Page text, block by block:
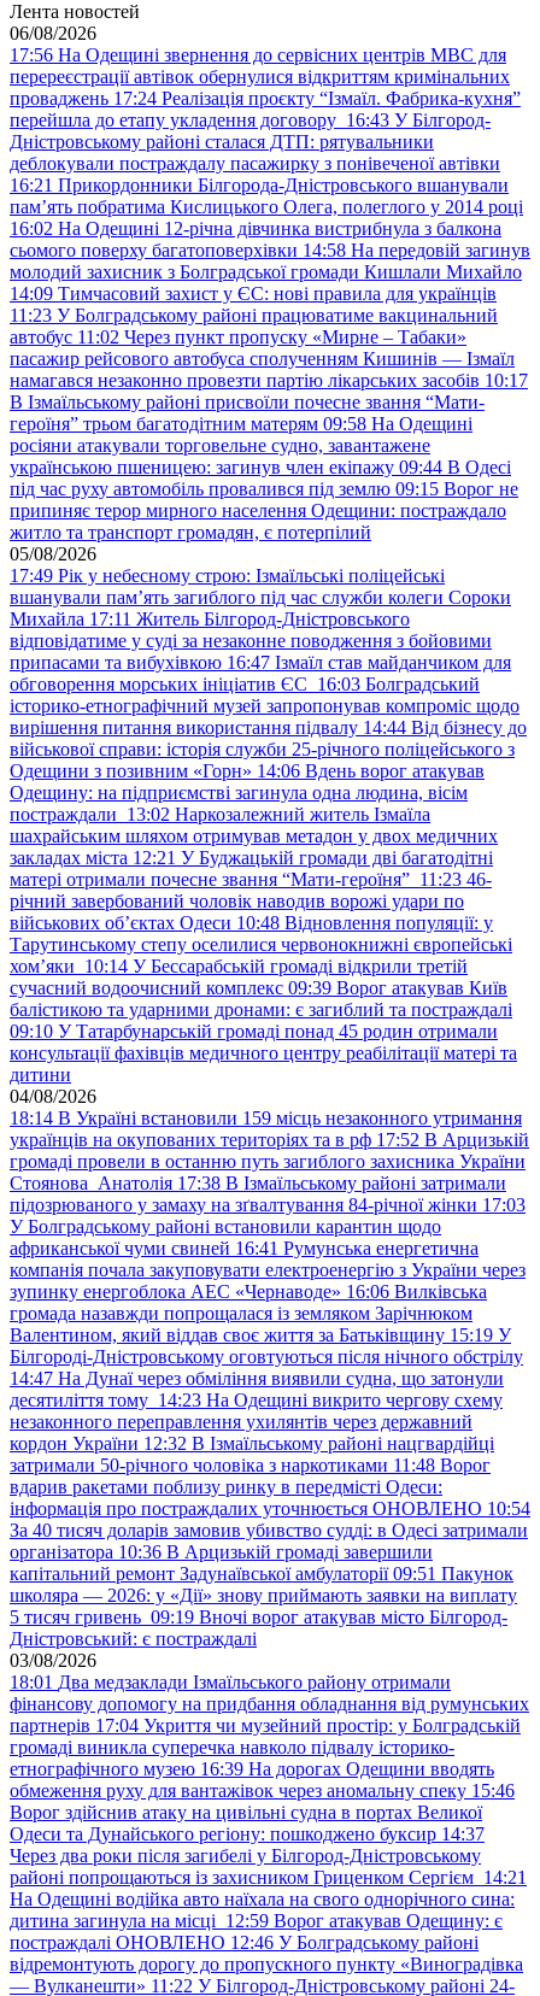
Лента новостей
06/08/2026
17:56 На Одещині звернення до сервісних центрів МВС для
перереєстрації автівок обернулися відкриттям кримінальних
проваджень 17:24 Реалізація проєкту “Ізмаїл. Фабрика-кухня”
перейшла до етапу укладення договору 16:43 У Білгород-
Дністровському районі сталася ДТП: рятувальники
деблокували постраждалу пасажирку з понівеченої автівки
16:21 Прикордонники Білгорода-Дністровського вшанували
пам’ять побратима Кислицького Олега, полеглого у 2014 році
16:02 На Одещині 12-річна дівчинка вистрибнула з балкона
сьомого поверху багатоповерхівки 14:58 На передовій загинув
молодий захисник з Болградської громади Кишлали Михайло
14:09 Тимчасовий захист у ЄС: нові правила для українців
11:23 У Болградському районі працюватиме вакцинальний
автобус 11:02 Через пункт пропуску «Мирне – Табаки»
пасажир рейсового автобуса сполученням Кишинів — Ізмаїл
намагався незаконно провезти партію лікарських засобів 10:17
В Ізмаїльському районі присвоїли почесне звання “Мати-
героїня” трьом багатодітним матерям 09:58 На Одещині
росіяни атакували торговельне судно, завантажене
українською пшеницею: загинув член екіпажу 09:44 В Одесі
під час руху автомобіль провалився під землю 09:15 Ворог не
припиняє терор мирного населення Одещини: постраждало
житло та транспорт громадян, є потерпілий
05/08/2026
17:49 Рік у небесному строю: Ізмаїльські поліцейські
вшанували пам’ять загиблого під час служби колеги Сороки
Михайла 17:11 Житель Білгород-Дністровського
відповідатиме у суді за незаконне поводження з бойовими
припасами та вибухівкою 16:47 Ізмаїл став майданчиком для
обговорення морських ініціатив ЄС 16:03 Болградський
історико-етнографічний музей запропонував компроміс щодо
вирішення питання використання підвалу 14:44 Від бізнесу до
військової справи: історія служби 25-річного поліцейського з
Одещини з позивним «Горн» 14:06 Вдень ворог атакував
Одещину: на підприємстві загинула одна людина, вісім
постраждали 13:02 Наркозалежний житель Ізмаїла
шахрайським шляхом отримував метадон у двох медичних
закладах міста 12:21 У Буджацькій громади дві багатодітні
матері отримали почесне звання “Мати-героїня” 11:23 46-
річний завербований чоловік наводив ворожі удари по
військових обʼєктах Одеси 10:48 Відновлення популяції: у
Тарутинському степу оселилися червонокнижні європейські
хом’яки 10:14 У Бессарабській громаді відкрили третій
сучасний водоочисний комплекс 09:39 Ворог атакував Київ
балістикою та ударними дронами: є загиблий та постраждалі
09:10 У Татарбунарській громаді понад 45 родин отримали
консультації фахівців медичного центру реабілітації матері та
дитини
04/08/2026
18:14 В Україні встановили 159 місць незаконного утримання
українців на окупованих територіях та в рф 17:52 В Арцизькій
громаді провели в останню путь загиблого захисника України
Стоянова Анатолія 17:38 В Ізмаїльському районі затримали
підозрюваного у замаху на зґвалтування 84-річної жінки 17:03
У Болградському районі встановили карантин щодо
африканської чуми свиней 16:41 Румунська енергетична
компанія почала закуповувати електроенергію з України через
зупинку енергоблока АЕС «Чернаводе» 16:06 Вилківська
громада назавжди попрощалася із земляком Зарічнюком
Валентином, який віддав своє життя за Батьківщину 15:19 У
Білгороді-Дністровському оговтуються після нічного обстрілу
14:47 На Дунаї через обміління виявили судна, що затонули
десятиліття тому 14:23 На Одещині викрито чергову схему
незаконного переправлення ухилянтів через державний
кордон України 12:32 В Ізмаїльському районі нацгвардійці
затримали 50-річного чоловіка з наркотиками 11:48 Ворог
вдарив ракетами поблизу ринку в передмісті Одеси:
інформація про постраждалих уточнюється ОНОВЛЕНО 10:54
За 40 тисяч доларів замовив убивство судді: в Одесі затримали
організатора 10:36 В Арцизькій громаді завершили
капітальний ремонт Задунаївської амбулаторії 09:51 Пакунок
школяра — 2026: у «Дії» знову приймають заявки на виплату
5 тисяч гривень 09:19 Вночі ворог атакував місто Білгород-
Дністровський: є постраждалі
03/08/2026
18:01 Два медзаклади Ізмаїльського району отримали
фінансову допомогу на придбання обладнання від румунських
партнерів 17:04 Укриття чи музейний простір: у Болградській
громаді виникла суперечка навколо підвалу історико-
етнографічного музею 16:39 На дорогах Одещини вводять
обмеження руху для вантажівок через аномальну спеку 15:46
Ворог здійснив атаку на цивільні судна в портах Великої
Одеси та Дунайського регіону: пошкоджено буксир 14:37
Через два роки після загибелі у Білгород-Дністровському
районі попрощаються із захисником Гриценком Сергієм 14:21
На Одещині водійка авто наїхала на свого однорічного сина:
дитина загинула на місці 12:59 Ворог атакував Одещину: є
постраждалі ОНОВЛЕНО 12:46 У Болградському районі
відремонтують дорогу до пропускного пункту «Виноградівка
— Вулканешти» 11:22 У Білгород-Дністровському районі 24-